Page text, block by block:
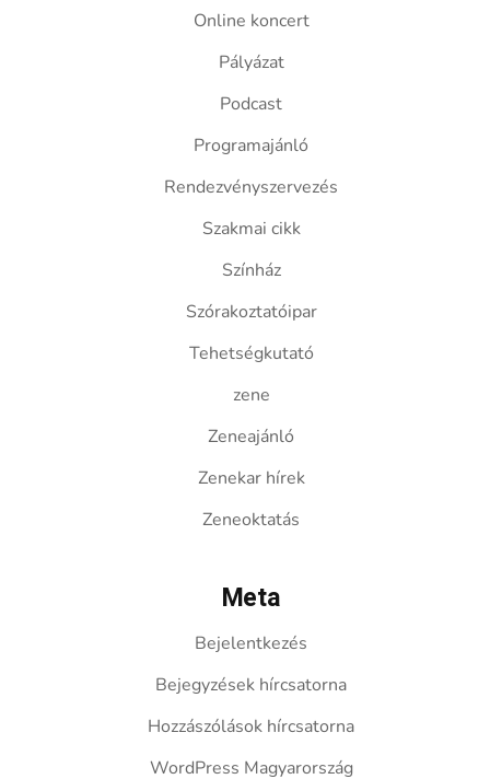
Online koncert
Pályázat
Podcast
Programajánló
Rendezvényszervezés
Szakmai cikk
Színház
Szórakoztatóipar
Tehetségkutató
zene
Zeneajánló
Zenekar hírek
Zeneoktatás
Meta
Bejelentkezés
Bejegyzések hírcsatorna
Hozzászólások hírcsatorna
WordPress Magyarország